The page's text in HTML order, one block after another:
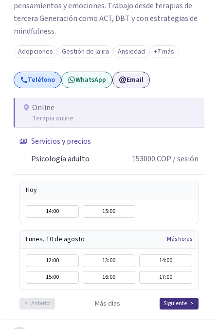
pensamientos y emociones. Trabajo desde terapias de
tercera Generación como ACT, DBT y con estrategias de
mindfulness.
Adopciones Gestión de la ira Ansiedad +7 más
Teléfono WhatsApp Email
Online
Terapia online
Servicios y precios
Psicología adulto
153000COP / sesión
Hoy
14:00 15:00
Lunes, 10 de agosto Más horas
12:00 13:00
14:00
15:00
16:00 17:00
Anterior Más días Siguiente